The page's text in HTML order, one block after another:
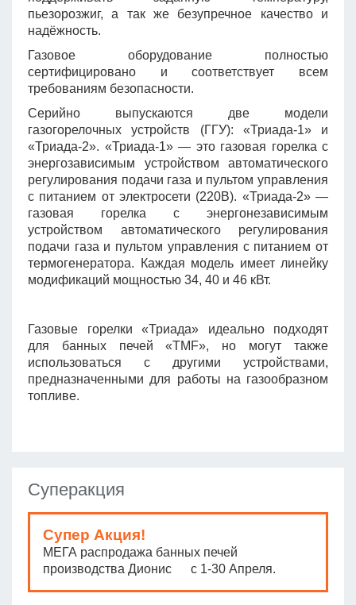
пьезорозжиг, а так же безупречное качество и
надёжность.
Газовое оборудование полностью
сертифицировано и соответствует всем
требованиям безопасности.
Серийно выпускаются две модели
газогорелочных устройств (ГГУ): «Триада-1» и
«Триада-2». «Триада-1» — это газовая горелка с
энергозависимым устройством автоматического
регулирования подачи газа и пультом управления
с питанием от электросети (220В). «Триада-2» —
газовая горелка с энергонезависимым
устройством автоматического регулирования
подачи газа и пультом управления с питанием от
термогенератора. Каждая модель имеет линейку
модификаций мощностью 34, 40 и 46 кВт.
Газовые горелки «Триада» идеально подходят
для банных печей «TMF», но могут также
использоваться с другими устройствами,
предназначенными для работы на газообразном
топливе.
Суперакция
Супер Акция!
МЕГА распродажа банных печей
производства Дионис с 1-30 Апреля.